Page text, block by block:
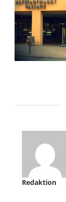
Redaktion